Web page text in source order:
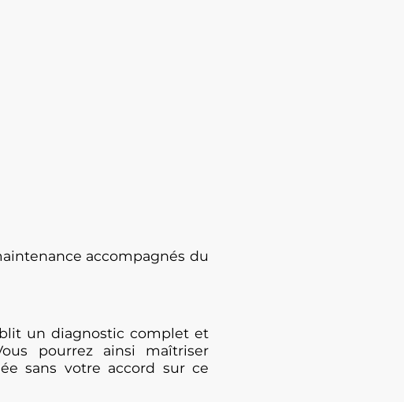
accompagnés du
un diagnostic complet et
pourrez ainsi maîtriser
sans votre accord sur ce